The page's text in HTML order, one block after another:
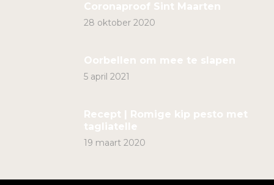
Coronaproof Sint Maarten
28 oktober 2020
Oorbellen om mee te slapen
5 april 2021
Recept | Romige kip pesto met
tagliatelle
19 maart 2020